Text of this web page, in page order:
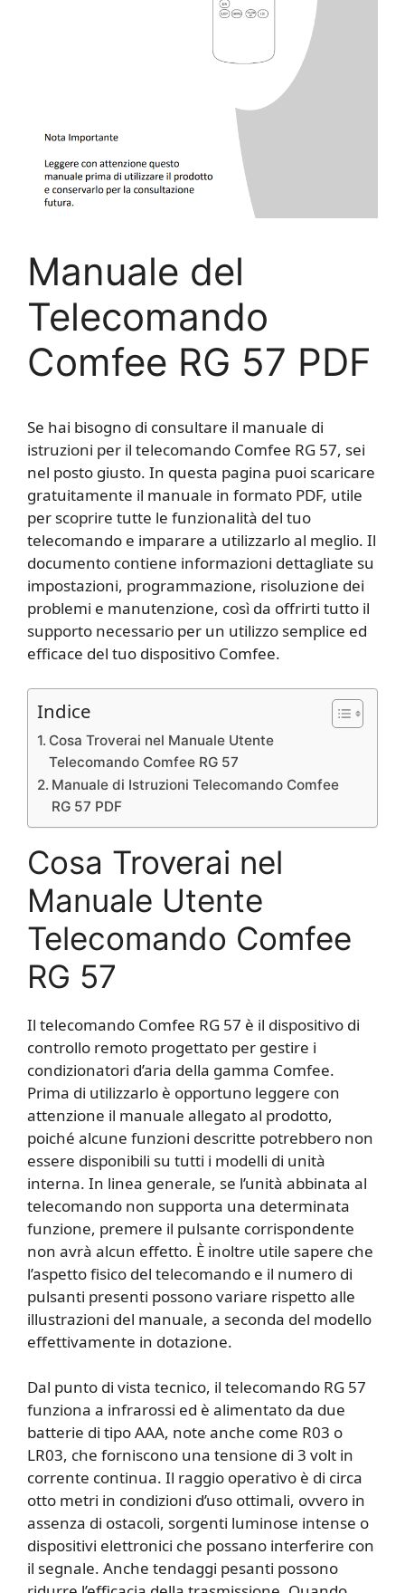
Manuale del
Telecomando
Comfee RG 57 PDF
Se hai bisogno di consultare il manuale di
istruzioni per il telecomando Comfee RG 57, sei
nel posto giusto. In questa pagina puoi scaricare
gratuitamente il manuale in formato PDF, utile
per scoprire tutte le funzionalità del tuo
telecomando e imparare a utilizzarlo al meglio. Il
documento contiene informazioni dettagliate su
impostazioni, programmazione, risoluzione dei
problemi e manutenzione, così da offrirti tutto il
supporto necessario per un utilizzo semplice ed
efficace del tuo dispositivo Comfee.
Indice
Cosa Troverai nel Manuale Utente
Telecomando Comfee RG 57
Manuale di Istruzioni Telecomando Comfee
RG 57 PDF
Cosa Troverai nel
Manuale Utente
Telecomando Comfee
RG 57
Il telecomando Comfee RG 57 è il dispositivo di
controllo remoto progettato per gestire i
condizionatori d’aria della gamma Comfee.
Prima di utilizzarlo è opportuno leggere con
attenzione il manuale allegato al prodotto,
poiché alcune funzioni descritte potrebbero non
essere disponibili su tutti i modelli di unità
interna. In linea generale, se l’unità abbinata al
telecomando non supporta una determinata
funzione, premere il pulsante corrispondente
non avrà alcun effetto. È inoltre utile sapere che
l’aspetto fisico del telecomando e il numero di
pulsanti presenti possono variare rispetto alle
illustrazioni del manuale, a seconda del modello
effettivamente in dotazione.
Dal punto di vista tecnico, il telecomando RG 57
funziona a infrarossi ed è alimentato da due
batterie di tipo AAA, note anche come R03 o
LR03, che forniscono una tensione di 3 volt in
corrente continua. Il raggio operativo è di circa
otto metri in condizioni d’uso ottimali, ovvero in
assenza di ostacoli, sorgenti luminose intense o
dispositivi elettronici che possano interferire con
il segnale. Anche tendaggi pesanti possono